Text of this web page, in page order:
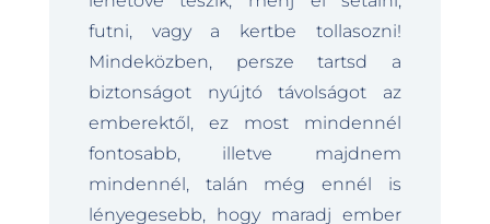
futni, vagy a kertbe tollasozni!
Mindeközben, persze tartsd a
biztonságot nyújtó távolságot az
emberektől, ez most mindennél
fontosabb, illetve majdnem
mindennél, talán még ennél is
lényegesebb, hogy maradj ember